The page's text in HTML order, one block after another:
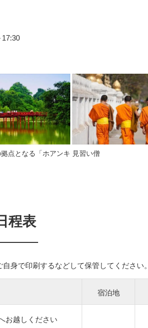
17:30
点となる「ホアンキ 見習い僧
程表
身で印刷するなどして保管してください。
宿泊地
お越しください